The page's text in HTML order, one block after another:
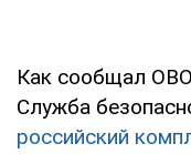
Как сообщал
Служба
российский